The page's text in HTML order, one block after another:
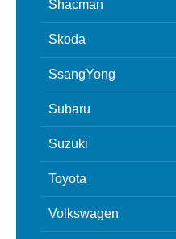
Shacman
Skoda
SsangYong
Subaru
Suzuki
Toyota
Volkswagen